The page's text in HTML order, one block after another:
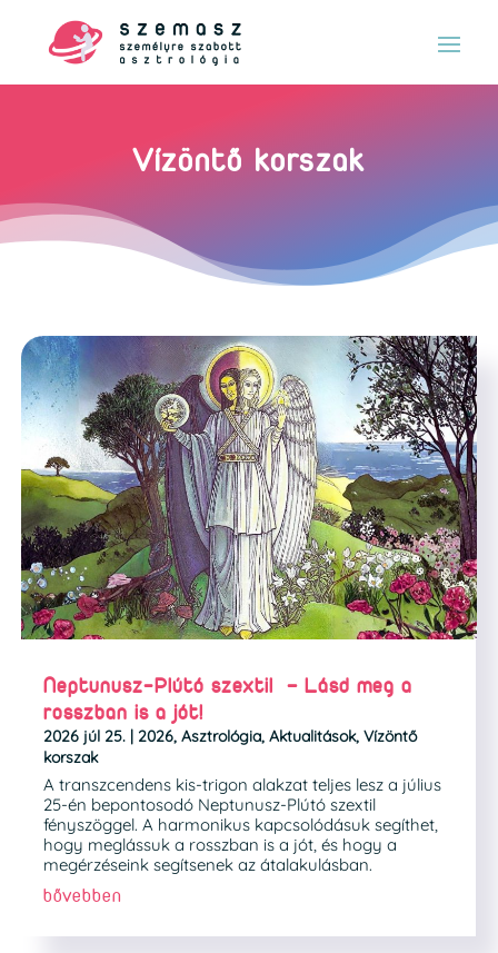
Vízöntő korszak
Neptunusz-Plútó szextil – Lásd meg a
rosszban is a jót!
2026 júl 25. | 2026, Asztrológia, Aktualitások, Vízöntő
korszak
A transzcendens kis-trigon alakzat teljes lesz a július
25-én bepontosodó Neptunusz-Plútó szextil
fényszöggel. A harmonikus kapcsolódásuk segíthet,
hogy meglássuk a rosszban is a jót, és hogy a
megérzéseink segítsenek az átalakulásban.
bővebben